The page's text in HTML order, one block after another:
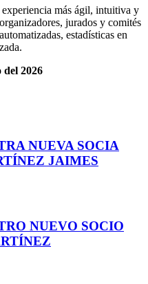
más ágil, intuitiva y
jurados y comités
estadísticas en
del 2026
NUEVA SOCIA
JAIMES
NUEVO SOCIO